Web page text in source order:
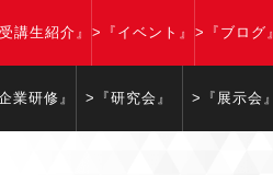
講生紹介』 >『イベント』 >『ブログ』
業研修』 >『研究会』 >『展示会』